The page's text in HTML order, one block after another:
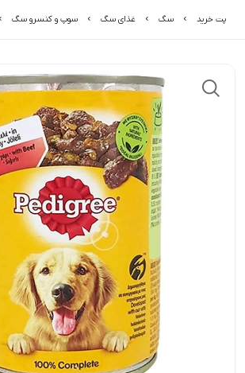
پت خرید سگ غذای سگ سوپ و کنسرو سگ